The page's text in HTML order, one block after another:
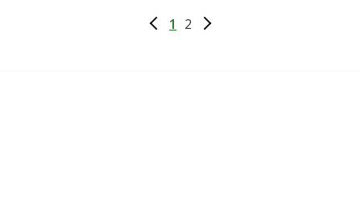
1 2